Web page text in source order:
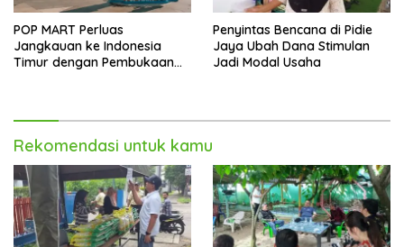
POP MART Perluas
Jangkauan ke Indonesia
Timur dengan Pembukaan
Penyintas Bencana di Pidie
Jaya Ubah Dana Stimulan
Jadi Modal Usaha
Rekomendasi untuk kamu